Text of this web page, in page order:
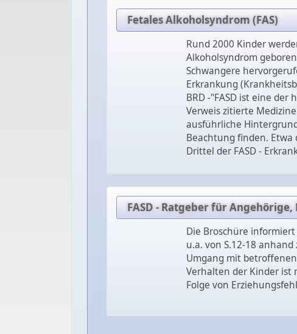
Fetales Alkoholsyndrom (FAS)
Rund 2000 Kinder
Alkoholsyndrom
Schwangere
Erkrankung
BRD -"FASD ist eine
Verweis zitierte
ausführliche
Beachtung finden. Etwa
Drittel der FASD -
FASD - Ratgeber für
Die Broschüre
u.a. von S.12-18
Umgang mit
Verhalten der Kinder ist
Folge von